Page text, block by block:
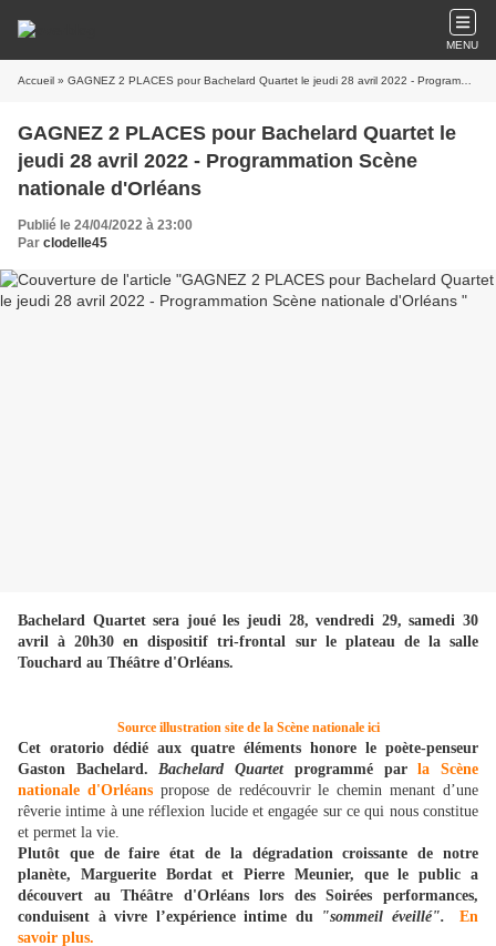
MENU
Accueil » GAGNEZ 2 PLACES pour Bachelard Quartet le jeudi 28 avril 2022 - Programmation Scène nationale d'Orléans
GAGNEZ 2 PLACES pour Bachelard Quartet le
jeudi 28 avril 2022 - Programmation Scène
nationale d'Orléans
Publié le 24/04/2022 à 23:00
Par clodelle45
Bachelard Quartet sera joué les jeudi 28, vendredi 29, samedi 30
avril à 20h30 en dispositif tri-frontal sur le plateau de la salle
Touchard au Théâtre d'Orléans.
Source illustration site de la Scène nationale ici
Cet oratorio dédié aux quatre éléments honore le poète-penseur
Gaston Bachelard.
Bachelard Quartetprogrammé parla Scène
nationale d'Orléanspropose de redécouvrir le chemin menant d’une
rêverie intime à une réflexion lucide et engagée sur ce qui nous constitue
et permet la vie.
Plutôt que de faire état de la dégradation croissante de notre
planète, Marguerite Bordat et Pierre Meunier, que le public a
découvert au Théâtre d'Orléans lors des Soirées performances,
conduisent à vivre l’expérience intime du "sommeil éveillé".
En
savoir plus.